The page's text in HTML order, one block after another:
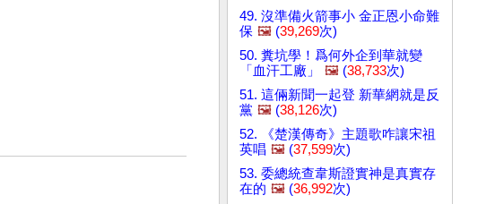
49. 沒準備火箭事小 金正恩小命難
保 🖼️ (39,269次)
50. 糞坑學！爲何外企到華就變
「血汗工廠」
🖼️ (38,733次)
51. 這倆新聞一起登 新華網就是反
黨 🖼️ (38,126次)
52. 《楚漢傳奇》主題歌咋讓宋祖
英唱 🖼️ (37,599次)
53. 委總統查韋斯證實神是真實存
在的 🖼️ (36,992次)